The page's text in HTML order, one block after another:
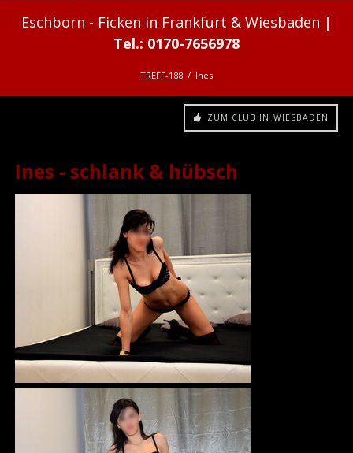
Ficken in Frankfurt & Wiesbaden
TREFF-188 Ines
ZUM CLUB IN WIESBADEN
Ines - schlank & hübsch